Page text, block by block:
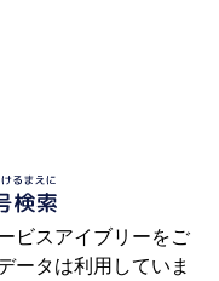
ビスアイブリーをご
ータは利用していま